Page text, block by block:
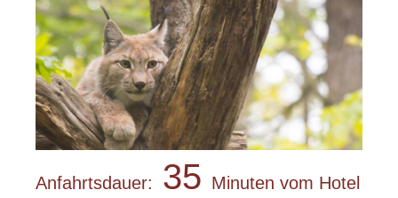
Anfahrtsdauer: 35 Minuten vom Hotel